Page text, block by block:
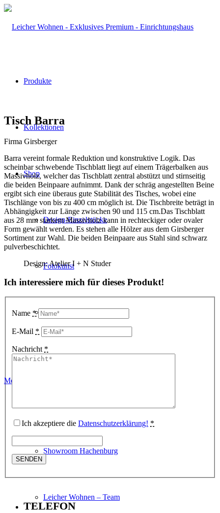
Produkte
Kollektionen
Shop
Design-Einzelstücke
Fotokunst
3D Visualisierungen
Geschenkgutscheine
Showroom Hachenburg
Leicher Wohnen – Team
Tisch Barra
Firma Girsberger
Barra vereint formale Reduktion und konstruktive Logik. Das
scheinbar schwebende Tischblatt liegt auf einem Trägerbalken aus
Massivholz, welcher das Tischblatt zentral abstützt und stirnseitig
die beiden Beinpaare aufnimmt. Dank der schräg angestellten Beine
ergibt sich eine überaus gute Stabilität des Tisches, wobei eine
Tischlänge von bis zu 400 cm möglich ist. Die Tischbreite beträgt in
Abhängigkeit zur Länge zwischen 90 und 115 cm.Das Tischblatt
aus 28 mm starkem Massivholz kann in rechteckiger oder ovaler
Form gewählt werden. Es stehen alle Hölzer aus dem Girsberger
Sortiment zur Wahl. Die beiden Beinpaare aus Stahl sind schwarz
pulverbeschichtet.
Design: Atelier I + N Studer
Mehr laden
Ich interessiere mich für dieses Produkt!
Name *
E-Mail *
Nachricht *
Ich akzeptiere die Datenschutzerklärung! *
TELEFON